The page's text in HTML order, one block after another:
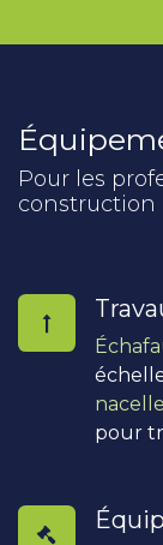
Pour les
construction
nacelle
pour